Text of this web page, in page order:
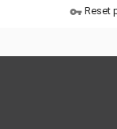
vpn_key Reset